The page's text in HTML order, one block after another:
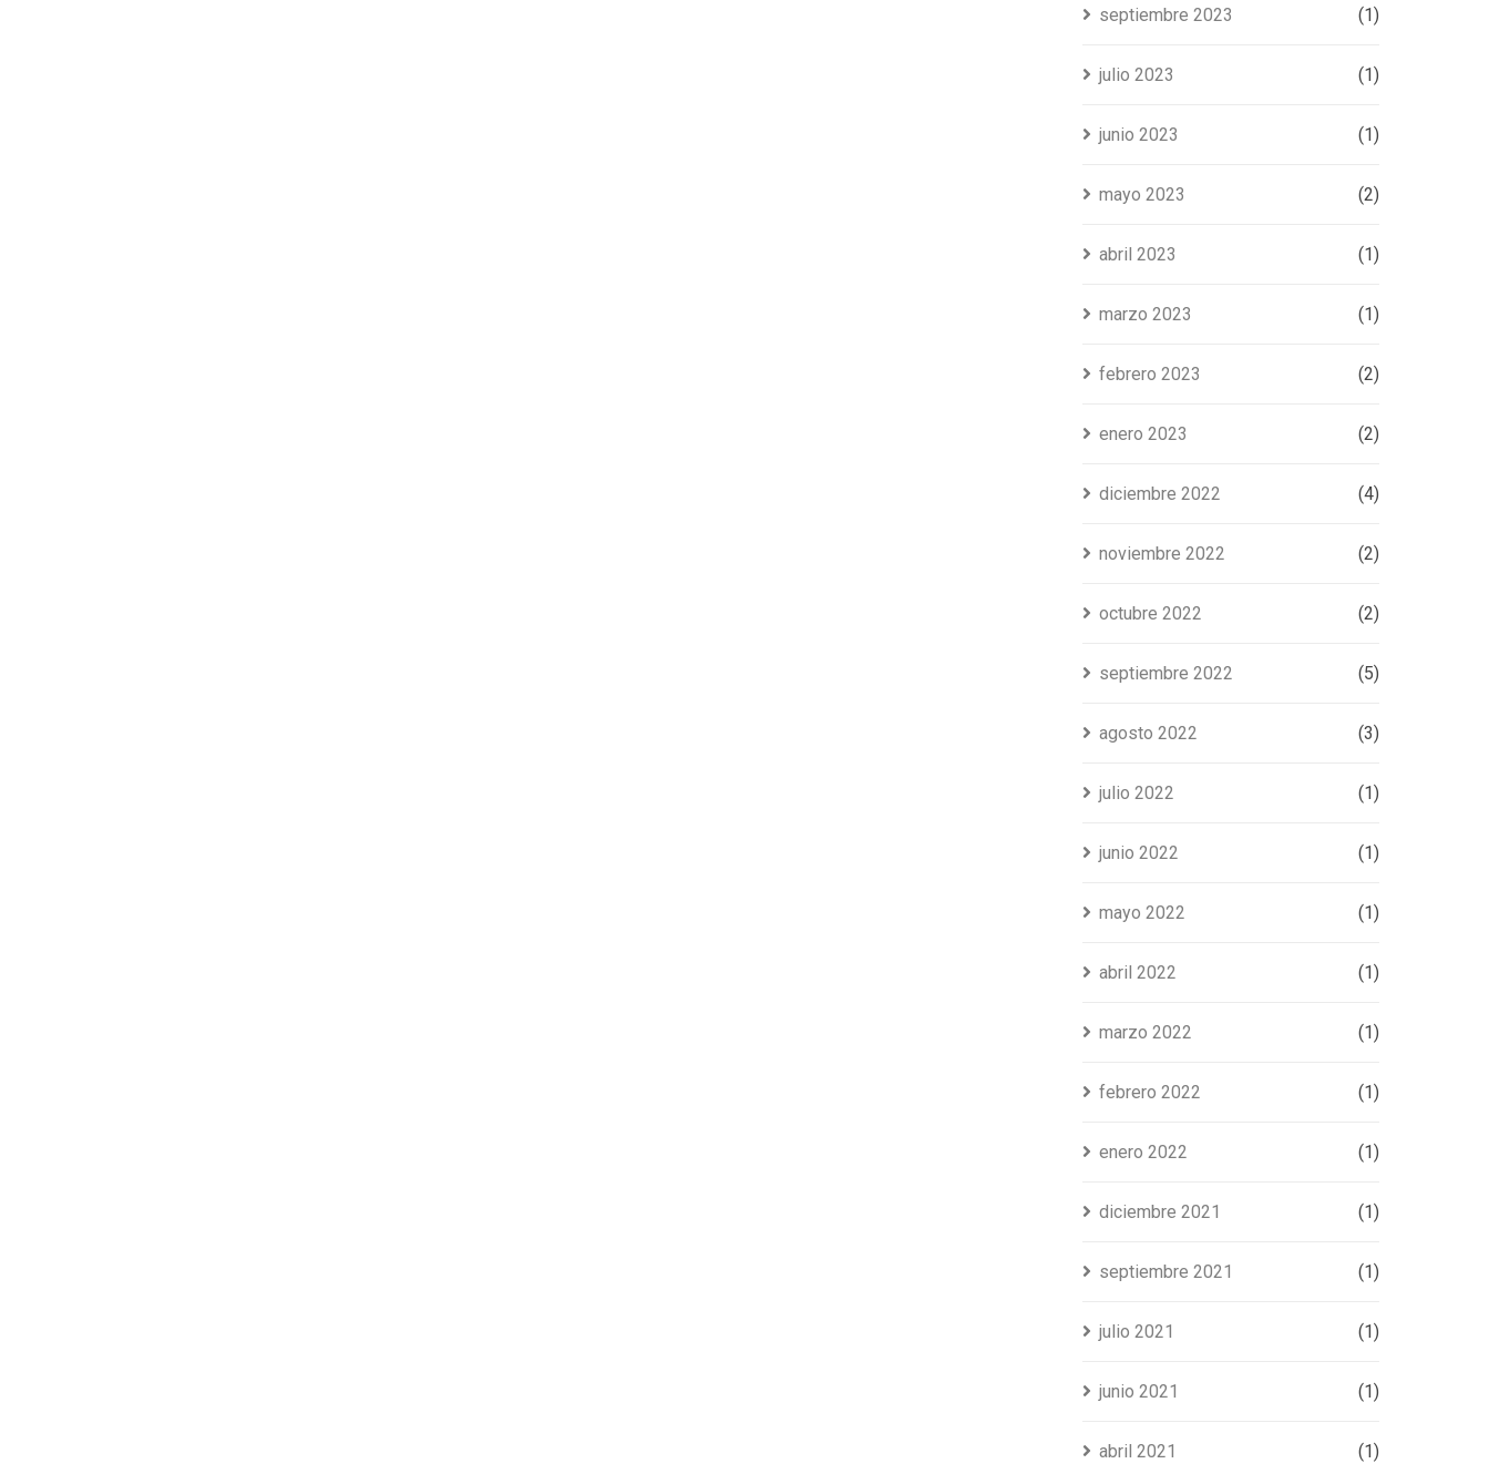
septiembre 2023 (1)
julio 2023 (1)
junio 2023 (1)
mayo 2023 (2)
abril 2023 (1)
marzo 2023 (1)
febrero 2023 (2)
enero 2023 (2)
diciembre 2022 (4)
noviembre 2022 (2)
octubre 2022 (2)
septiembre 2022 (5)
agosto 2022 (3)
julio 2022 (1)
junio 2022 (1)
mayo 2022 (1)
abril 2022 (1)
marzo 2022 (1)
febrero 2022 (1)
enero 2022 (1)
diciembre 2021 (1)
septiembre 2021 (1)
julio 2021 (1)
junio 2021 (1)
abril 2021 (1)